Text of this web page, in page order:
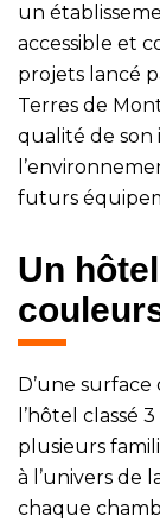
un
accessible et
projets lancé
Terres de
qualité de
futurs
Un
D’une
l’hôtel classé
plusieurs
à l’univers de
chaque